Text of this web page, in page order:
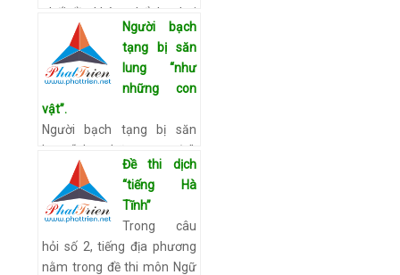
phối đều không thể thụ thai
và sự “trắng đen” chỉ rõ khi
họ làm thịt nó. Trâu đự…
Xem chi tiết
Người bạch
tạng bị săn
lung “như
những con
vật”.
Người bạch tạng bị săn
lung “như những con vật”.
Nhiều người tin rằng các bộ
phận cơ thể của người bạch
tạng sẽ giúp họ giàu có,
gặp may mắn, nên sẳn…
Xem chi tiết
Đề thi dịch
“tiếng Hà
Tĩnh”
Trong câu
hỏi số 2, tiếng địa phương
nằm trong đề thi môn Ngữ